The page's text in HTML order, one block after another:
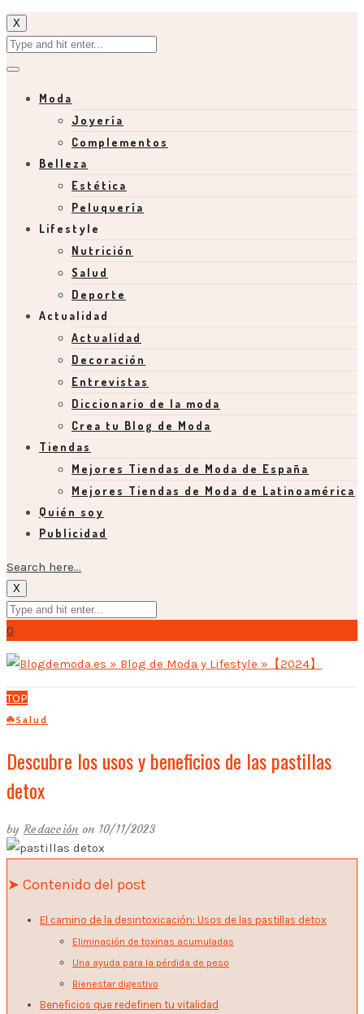
X
Moda
Joyería
Complementos
Belleza
Estética
Peluquería
Lifestyle
Nutrición
Salud
Deporte
Actualidad
Actualidad
Decoración
Entrevistas
Diccionario de la moda
Crea tu Blog de Moda
Tiendas
Mejores Tiendas de Moda de España
Mejores Tiendas de Moda de Latinoamérica
Quién soy
Publicidad
Search here...
X
0
TOP
☘️Salud
Descubre los usos y beneficios de las pastillas
detox
by Redacción on 10/11/2023
➤ Contenido del post
El camino de la desintoxicación: Usos de las pastillas detox
Eliminación de toxinas acumuladas
Una ayuda para la pérdida de peso
Bienestar digestivo
Beneficios que redefinen tu vitalidad